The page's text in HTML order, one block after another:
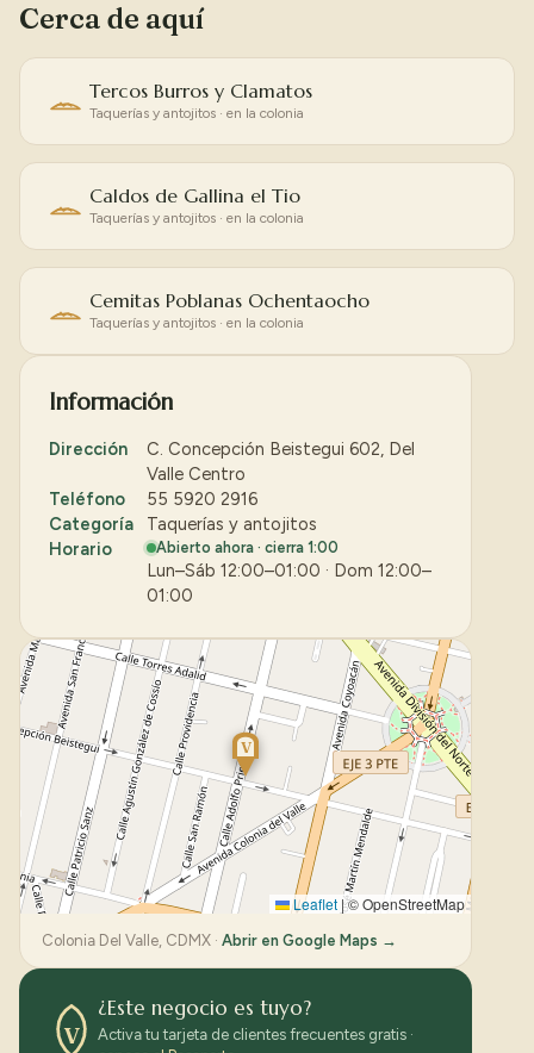
Cerca de aquí
Tercos Burros y Clamatos
Taquerías y antojitos · en la colonia
Caldos de Gallina el Tio
Taquerías y antojitos · en la colonia
Cemitas Poblanas Ochentaocho
Taquerías y antojitos · en la colonia
Información
Dirección
C. Concepción Beistegui 602, Del
Valle Centro
Teléfono
55 5920 2916
Categoría
Taquerías y antojitos
Horario
Abierto ahora · cierra 1:00
Lun–Sáb 12:00–01:00 · Dom 12:00–
01:00
V
Leaflet |© OpenStreetMap
Colonia Del Valle, CDMX · Abrir en Google Maps →
V
¿Este negocio es tuyo?
Activa tu tarjeta de clientes frecuentes gratis ·